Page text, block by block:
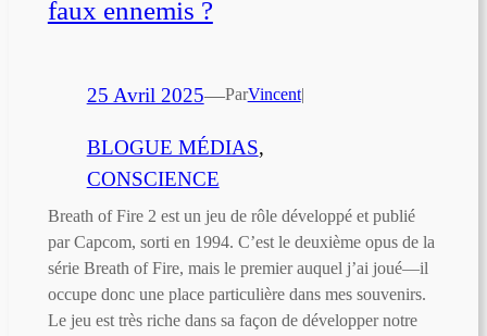
faux ennemis ?
25 Avril 2025—ParVincent|
BLOGUE MÉDIAS
CONSCIENCE
Breath of Fire 2 est un jeu de rôle développé et publié
par Capcom, sorti en 1994. C’est le deuxième opus de la
série Breath of Fire, mais le premier auquel j’ai joué—il
occupe donc une place particulière dans mes souvenirs.
Le jeu est très riche dans sa façon de développer notre